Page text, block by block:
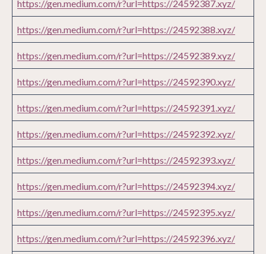
https://gen.medium.com/r?url=https://24592387.xyz/
https://gen.medium.com/r?url=https://24592388.xyz/
https://gen.medium.com/r?url=https://24592389.xyz/
https://gen.medium.com/r?url=https://24592390.xyz/
https://gen.medium.com/r?url=https://24592391.xyz/
https://gen.medium.com/r?url=https://24592392.xyz/
https://gen.medium.com/r?url=https://24592393.xyz/
https://gen.medium.com/r?url=https://24592394.xyz/
https://gen.medium.com/r?url=https://24592395.xyz/
https://gen.medium.com/r?url=https://24592396.xyz/